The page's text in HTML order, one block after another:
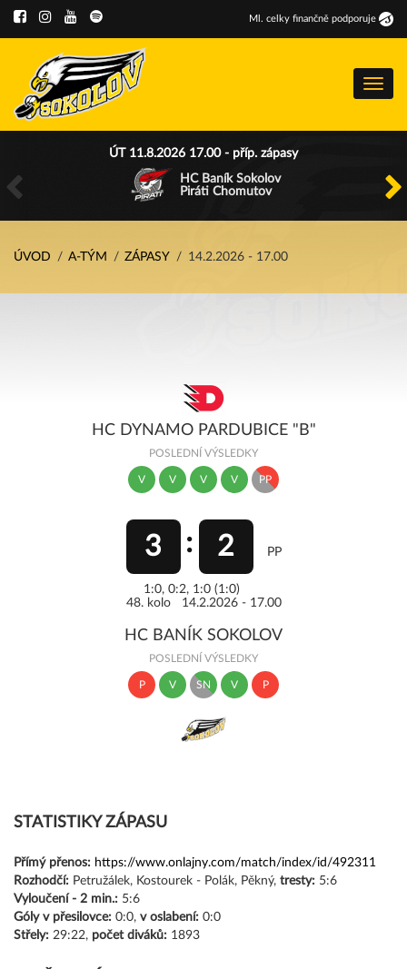
Ml . celky finančně podporuje
Menu
ÚT 11.8.2026 17.00 - příp. zápasy
HC Baník Sokolov
Piráti Chomutov
ÚVOD A-TÝM ZÁPASY 14.2.2026 - 17.00
HC DYNAMO PARDUBICE "B"
POSLEDNÍ VÝSLEDKY
V V V V PP
3 2 PP
1:0, 0:2, 1:0 (1:0)
48. kolo 14.2.2026 - 17.00
HC BANÍK SOKOLOV
POSLEDNÍ VÝSLEDKY
P V SN V P
STATISTIKY ZÁPASU
Přímý přenos: https://www.onlajny.com/match/index/id/492311
Rozhodčí: Petružálek, Kostourek - Polák, Pěkný, tresty: 5:6
Vyloučení - 2 min.: 5:6
Góly v přesilovce: 0:0, v oslabení: 0:0
Střely: 29:22, počet diváků: 1893